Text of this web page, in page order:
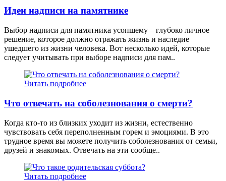
Идеи надписи на памятнике
Выбор надписи для памятника усопшему – глубоко личное
решение, которое должно отражать жизнь и наследие
ушедшего из жизни человека. Вот несколько идей, которые
следует учитывать при выборе надписи для пам..
Читать подробнее
Что отвечать на соболезнования о смерти?
Когда кто-то из близких уходит из жизни, естественно
чувствовать себя переполненным горем и эмоциями. В это
трудное время вы можете получить соболезнования от семьи,
друзей и знакомых. Отвечать на эти сообще..
Читать подробнее